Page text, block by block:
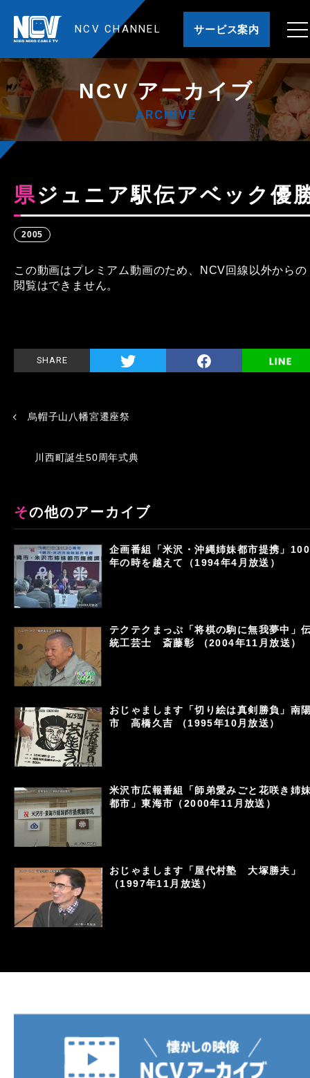
NCV CHANNEL サービス案内
NCV アーカイブ
ARCHIVE
県ジュニア駅伝アベック優
2005
この動画はプレミアム動画のため、NCV回線以外からの
閲覧はできません。
SHARE
烏帽子山八幡宮遷座祭
川西町誕生50周年式典
その他のアーカイブ
企画番組「米沢・沖縄姉妹都市提携」100
年の時を越えて（1994年4月放送）
テクテクまっぷ「将棋の駒に無我夢中」
統工芸士 斎藤彰 （2004年11月放送）
おじゃまします「切り絵は真剣勝負」南
市 高橋久吉 （1995年10月放送）
米沢市広報番組「師弟愛みごと花咲き姉
都市」東海市（2000年11月放送）
おじゃまします「屋代村塾 大塚勝夫」
（1997年11月放送）